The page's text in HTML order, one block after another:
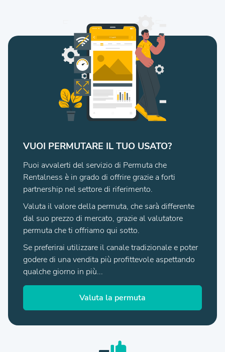
VUOI PERMUTARE IL TUO USATO?
Puoi avvalerti del servizio di Permuta che
Rentalness è in grado di offrire grazie a forti
partnership nel settore di riferimento.
Valuta il valore della permuta, che sarà differente
dal suo prezzo di mercato, grazie al valutatore
permuta che ti offriamo qui sotto.
Se preferirai utilizzare il canale tradizionale e poter
godere di una vendita più profittevole aspettando
qualche giorno in più...
Valuta la permuta